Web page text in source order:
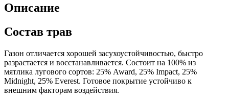
Описание
Состав трав
Газон отличается хорошей засухоустойчивостью, быстро
разрастается и восстанавливается. Состоит на 100% из
мятлика лугового сортов: 25% Award, 25% Impact, 25%
Midnight, 25% Everest. Готовое покрытие устойчиво к
внешним факторам воздействия.